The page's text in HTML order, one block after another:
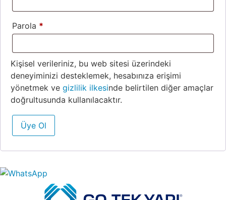
Parola *
Kişisel verileriniz, bu web sitesi üzerindeki
deneyiminizi desteklemek, hesabınıza erişimi
yönetmek ve gizlilik ilkesinde belirtilen diğer amaçlar
doğrultusunda kullanılacaktır.
Üye Ol